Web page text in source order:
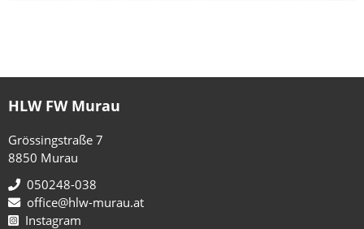
HLW FW Murau
Grössingstraße 7
8850 Murau
050248-038
office@hlw-murau.at
Instagram